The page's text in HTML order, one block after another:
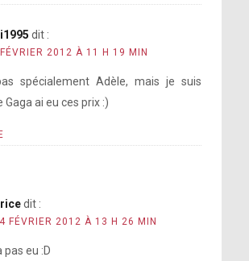
dit :
2012 À 11 H 19 MIN
spécialement Adèle, mais je suis
ai eu ces prix :)
dit :
FÉVRIER 2012 À 13 H 26 MIN
pas eu :D